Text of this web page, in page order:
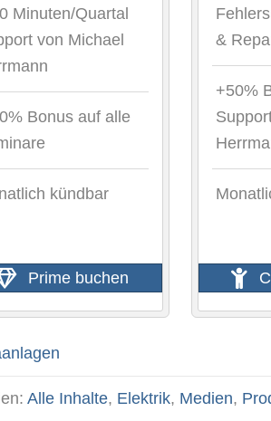
Minuten/Quartal
von Michael
Bonus auf alle
kündbar
Prime buchen
&
+50%
Alle Inhalte, Elektrik, Medien,